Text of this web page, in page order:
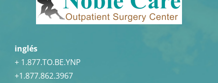
inglés
+ 1.877.TO.BE.YNP
+1.877.862.3967